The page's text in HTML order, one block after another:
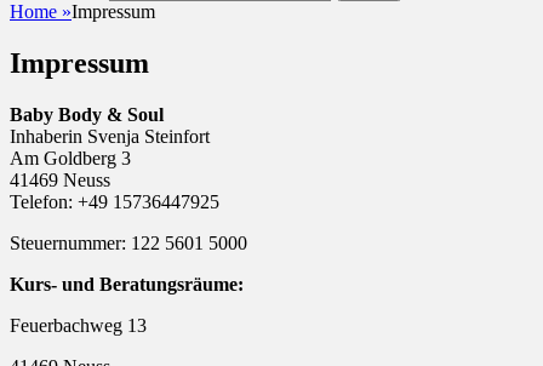
Home »Impressum
Impressum
Baby Body & Soul
Inhaberin Svenja Steinfort
Am Goldberg 3
41469 Neuss
Telefon: +49 15736447925
Steuernummer: 122 5601 5000
Kurs- und Beratungsräume:
Feuerbachweg 13